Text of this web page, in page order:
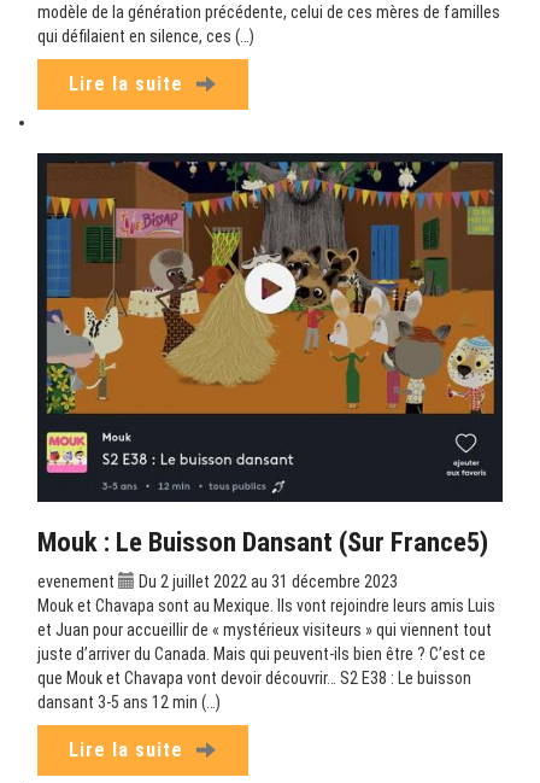
modèle de la génération précédente, celui de ces mères de familles
qui défilaient en silence, ces (…)
Lire la suite
Mouk : Le Buisson Dansant (sur France5)
evenement
Du 2 juillet 2022 au 31 décembre 2023
Mouk et Chavapa sont au Mexique. Ils vont rejoindre leurs amis Luis
et Juan pour accueillir de « mystérieux visiteurs » qui viennent tout
juste d’arriver du Canada. Mais qui peuvent-ils bien être ? C’est ce
que Mouk et Chavapa vont devoir découvrir… S2 E38 : Le buisson
dansant 3-5 ans 12 min (…)
Lire la suite